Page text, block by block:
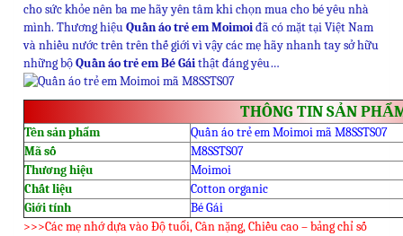
cho sức khỏe nên ba me hãy yên tâm khi chọn mua cho bé yêu nhà
mình. Thương hiệuQuần áo trẻ em Moimoiđã có mặt tại Việt Nam
và nhiều nước trên trên thế giới vì vậy các mẹ hãy nhanh tay sở hữu
những bộQuần áo trẻ em Bé Gáithật đáng yêu…
THÔNG TIN SẢN
Tên sản phẩm
Quần áo trẻ em Moimoi mã M8SSTS07
Mã số
M8SSTS07
Thương hiệu
Moimoi
Chất liệu
Cotton organic
Giới tính
Bé Gái
>>>Các mẹ nhớ dựa vào Độ tuổi, Cân nặng, Chiều cao – bảng chỉ số